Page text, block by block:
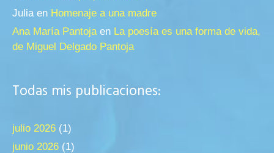
Juliaen Homenaje a una madre
Ana María Pantojaen La poesía es una forma de vida,
de Miguel Delgado Pantoja
Todas mis publicaciones:
julio 2026 (1)
junio 2026 (1)